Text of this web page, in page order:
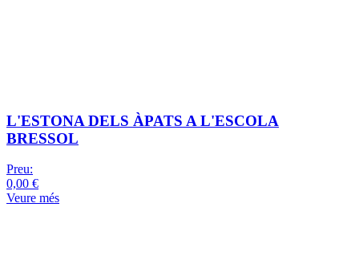
L'ESTONA DELS ÀPATS A L'ESCOLA
BRESSOL
Preu:
0,00 €
Veure més